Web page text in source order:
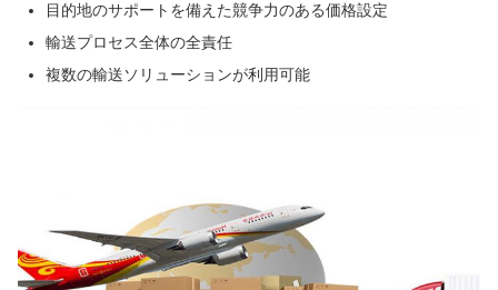
目的地のサポートを備えた競争力のある価格設定
輸送プロセス全体の全責任
複数の輸送ソリューションが利用可能